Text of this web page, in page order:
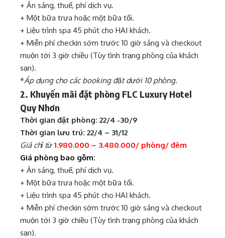
+ Ăn sáng, thuế, phí dịch vụ.
+ Một bữa trưa hoặc một bữa tối.
+ Liệu trình spa 45 phút cho HAI khách.
+ Miễn phí checkin sớm trước 10 giờ sáng và checkout
muộn tới 3 giờ chiều (Tùy tình trạng phòng của khách
sạn).
*Áp dụng cho các booking đặt dưới 10 phòng.
2. Khuyến mãi đặt phòng FLC Luxury Hotel
Quy Nhơn
Thời gian đặt phòng: 22/4 -30/9
Thời gian lưu trú: 22/4 – 31/12
Giá chỉ từ 1.980.000 – 3.480.000/ phòng/ đêm
Giá phòng bao gồm:
+ Ăn sáng, thuế, phí dịch vụ.
+ Một bữa trưa hoặc một bữa tối.
+ Liệu trình spa 45 phút cho HAI khách.
+ Miễn phí checkin sớm trước 10 giờ sáng và checkout
muộn tới 3 giờ chiều (Tùy tình trạng phòng của khách
sạn).